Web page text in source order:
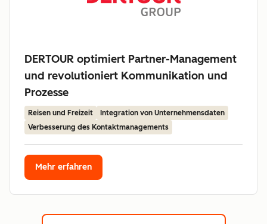
DERTOUR optimiert Partner-Management
und revolutioniert Kommunikation und
Prozesse
Reisen und Freizeit
Integration von Unternehmensdaten
Verbesserung des Kontaktmanagements
Mehr erfahren